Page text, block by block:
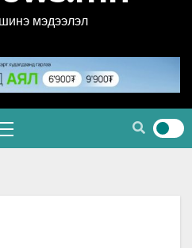
мэдээлэл